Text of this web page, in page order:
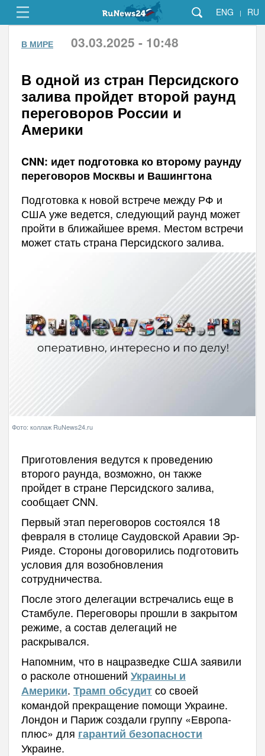
ENG | RU
В МИРЕ 03.03.2025 - 10:48
В одной из стран Персидского
залива пройдет второй раунд
переговоров России и
Америки
CNN: идет подготовка ко второму раунду
переговоров Москвы и Вашингтона
Подготовка к новой встрече между РФ и
США уже ведется, следующий раунд может
пройти в ближайшее время. Местом встречи
может стать страна Персидского залива.
Фото: коллаж RuNews24.ru
Приготовления ведутся к проведению
второго раунда, возможно, он также
пройдет в стране Персидского залива,
сообщает CNN.
Первый этап переговоров состоялся 18
февраля в столице Саудовской Аравии Эр-
Рияде. Стороны договорились подготовить
условия для возобновления
сотрудничества.
После этого делегации встречались еще в
Стамбуле. Переговоры прошли в закрытом
режиме, а состав делегаций не
раскрывался.
Напомним, что в нацразведке США заявили
о расколе отношений Украины и
Америки. Трамп обсудитсо своей
командой прекращение помощи Украине.
Лондон и Париж создали группу «Европа-
плюс» для гарантий безопасности
Украине.